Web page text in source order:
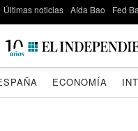
Últimas noticias Aída Bao Fed
ECONOMÍA